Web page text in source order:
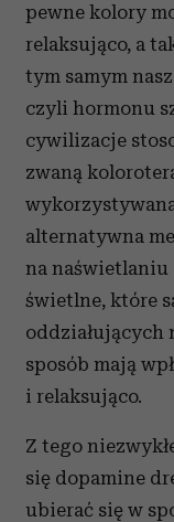
pewne kolory
relaksująco, a
tym samym
czyli hormonu
cywilizacje
zwaną
alternatywna
na naświetlaniu
świetlne, które
oddziałujących
sposób mają
i relaksująco.
Z tego
się dopamine
ubierać się w